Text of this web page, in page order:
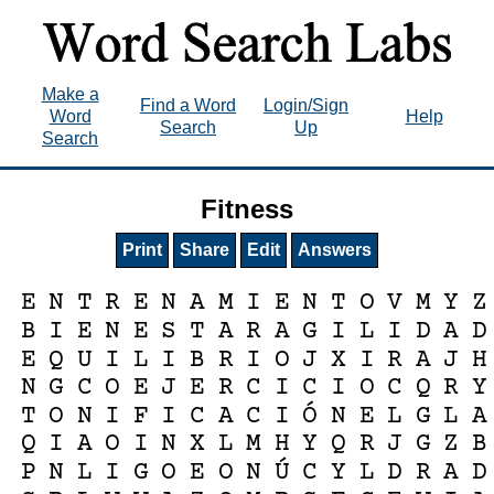
Make a
Word
Search
Find a Word
Search
Login/Sign
Up
Help
Fitness
Print Share Edit Answers
E N T R E N A M I E N T O V M Y Z
B I E N E S T A R A G I L I D A D
E Q U I L I B R I O J X I R A J H
N G C O E J E R C I C I O C Q R Y
T O N I F I C A C I Ó N E L G L A
Q I A O I N X L M H Y Q R J G Z B
P N L I G O E O N Ú C Y L D R A D